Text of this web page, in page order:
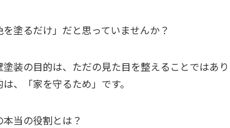
を塗るだけ」だと思っていませんか？
装の目的は、ただの見た目を整えることではあり
、「家を守るため」です。
当の役割とは？